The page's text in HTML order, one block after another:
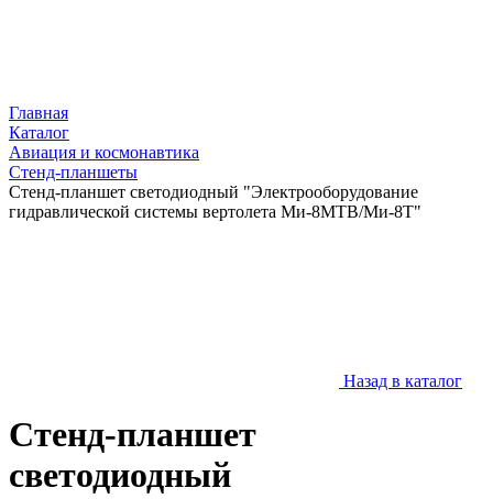
Главная
Каталог
Авиация и космонавтика
Стенд-планшеты
Стенд-планшет светодиодный "Электрооборудование
гидравлической системы вертолета Ми-8МТВ/Ми-8Т"
Назад в каталог
Стенд-планшет
светодиодный